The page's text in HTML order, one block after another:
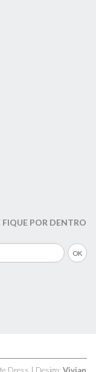
FIQUE POR DENTRO